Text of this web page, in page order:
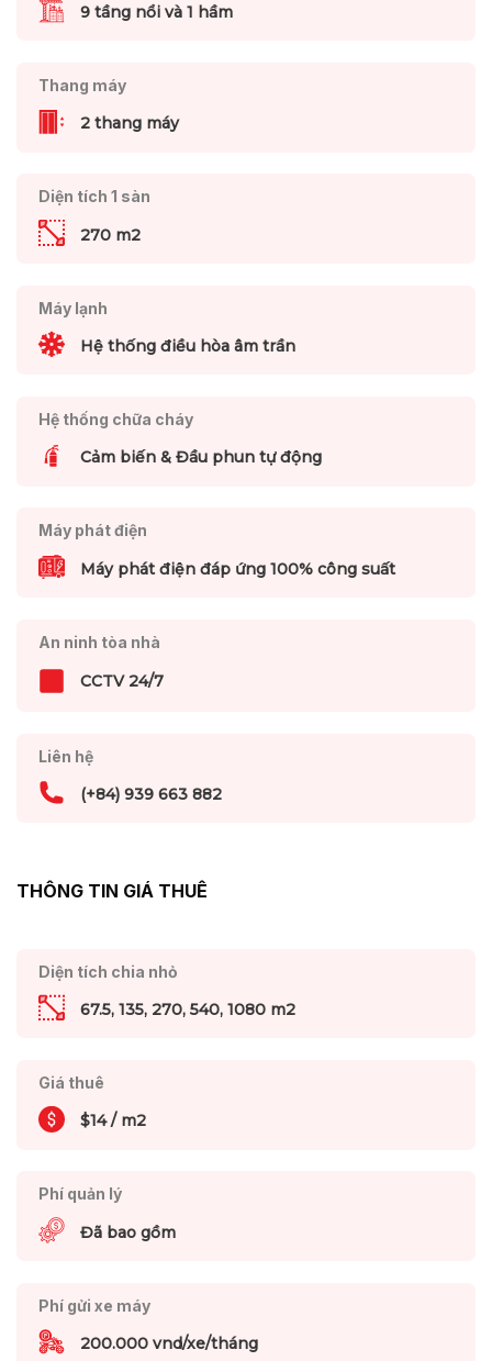
9 tầng nổi và 1 hầm
Thang máy
2 thang máy
Diện tích 1 sàn
270 m2
Máy lạnh
Hệ thống điều hòa âm trần
Hệ thống chữa cháy
Cảm biến & Đầu phun tự động
Máy phát điện
Máy phát điện đáp ứng 100% công suất
An ninh tòa nhà
CCTV 24/7
Liên hệ
(+84) 939 663 882
THÔNG TIN GIÁ THUÊ
Diện tích chia nhỏ
67.5, 135, 270, 540, 1080 m2
Giá thuê
$14 / m2
Phí quản lý
Đã bao gồm
Phí gửi xe máy
200.000 vnd/xe/tháng